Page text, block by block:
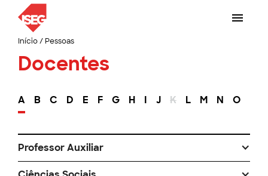
Início/ Pessoas
Docentes
A B C D E F G H I J K L M N O
Professor Auxiliar